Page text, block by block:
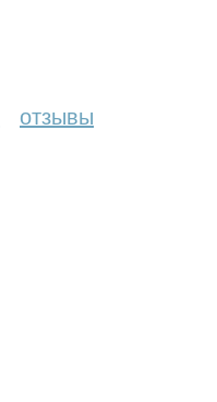
отзывы